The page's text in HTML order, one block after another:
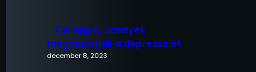
Csillagok, amelyek
megmutatják a depressziót
december 8, 2023